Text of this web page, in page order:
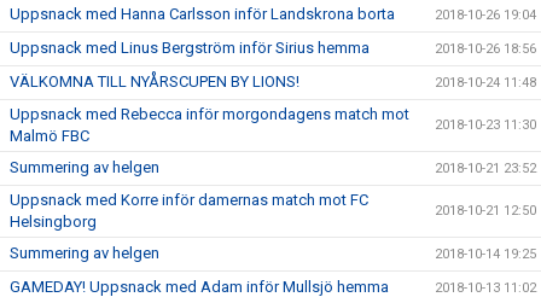
Uppsnack med Hanna Carlsson inför Landskrona borta 2018-10-26 19:04
Uppsnack med Linus Bergström inför Sirius hemma 2018-10-26 18:56
VÄLKOMNA TILL NYÅRSCUPEN BY LIONS! 2018-10-24 11:48
Uppsnack med Rebecca inför morgondagens match mot
Malmö FBC
2018-10-23 11:30
Summering av helgen 2018-10-21 23:52
Uppsnack med Korre inför damernas match mot FC
Helsingborg
2018-10-21 12:50
Summering av helgen 2018-10-14 19:25
GAMEDAY! Uppsnack med Adam inför Mullsjö hemma 2018-10-13 11:02